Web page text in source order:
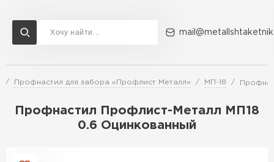
Профнастил для забора «Профлист Металл» МП-18
Профнастил Профлист-Металл МП18
0.6 Оцинкованный
Доставка и оплата Акции О компании Контакты
Перейти в каталог